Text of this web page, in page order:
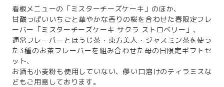
看板メニューの「ミスターチーズケーキ」のほか、
甘酸っぱいいちごと華やかな香りの桜を合わせた春限定フレ
ーバー「ミスターチーズケーキ サクラ ストロベリー」、
通常フレーバーとほうじ茶・東方美人・ジャスミン茶を使っ
た3種のお茶フレーバーを組み合わせた母の日限定ギフトセ
ット、
お酒も小麦粉も使用していない、儚い口溶けのティラミスな
どもご用意しております。